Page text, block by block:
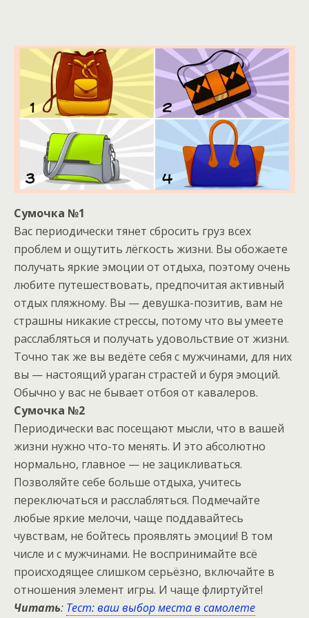
Сумочка №1
Вас периодически тянет сбросить груз всех
проблем и ощутить лёгкость жизни. Вы обожаете
получать яркие эмоции от отдыха, поэтому очень
любите путешествовать, предпочитая активный
отдых пляжному. Вы — девушка-позитив, вам не
страшны никакие стрессы, потому что вы умеете
расслабляться и получать удовольствие от жизни.
Точно так же вы ведёте себя с мужчинами, для них
вы — настоящий ураган страстей и буря эмоций.
Обычно у вас не бывает отбоя от кавалеров.
Сумочка №2
Периодически вас посещают мысли, что в вашей
жизни нужно что-то менять. И это абсолютно
нормально, главное — не зацикливаться.
Позволяйте себе больше отдыха, учитесь
переключаться и расслабляться. Подмечайте
любые яркие мелочи, чаще поддавайтесь
чувствам, не бойтесь проявлять эмоции! В том
числе и с мужчинами. Не воспринимайте всё
происходящее слишком серьёзно, включайте в
отношения элемент игры. И чаще флиртуйте!
Читать: Тест: ваш выбор места в самолете